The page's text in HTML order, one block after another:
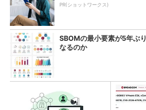
PR(ショットワークス)
SBOMの最小要素が5年ぶ
なるのか